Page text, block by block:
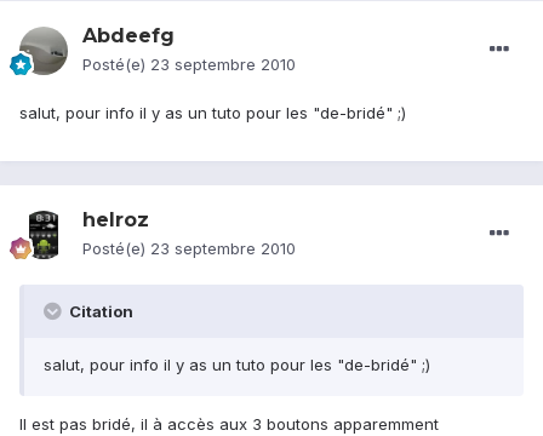
Abdeefg
Posté(e) 23 septembre 2010
salut, pour info il y as un tuto pour les "de-bridé" ;)
helroz
Posté(e) 23 septembre 2010
Citation
salut, pour info il y as un tuto pour les "de-bridé" ;)
Il est pas bridé, il à accès aux 3 boutons apparemment